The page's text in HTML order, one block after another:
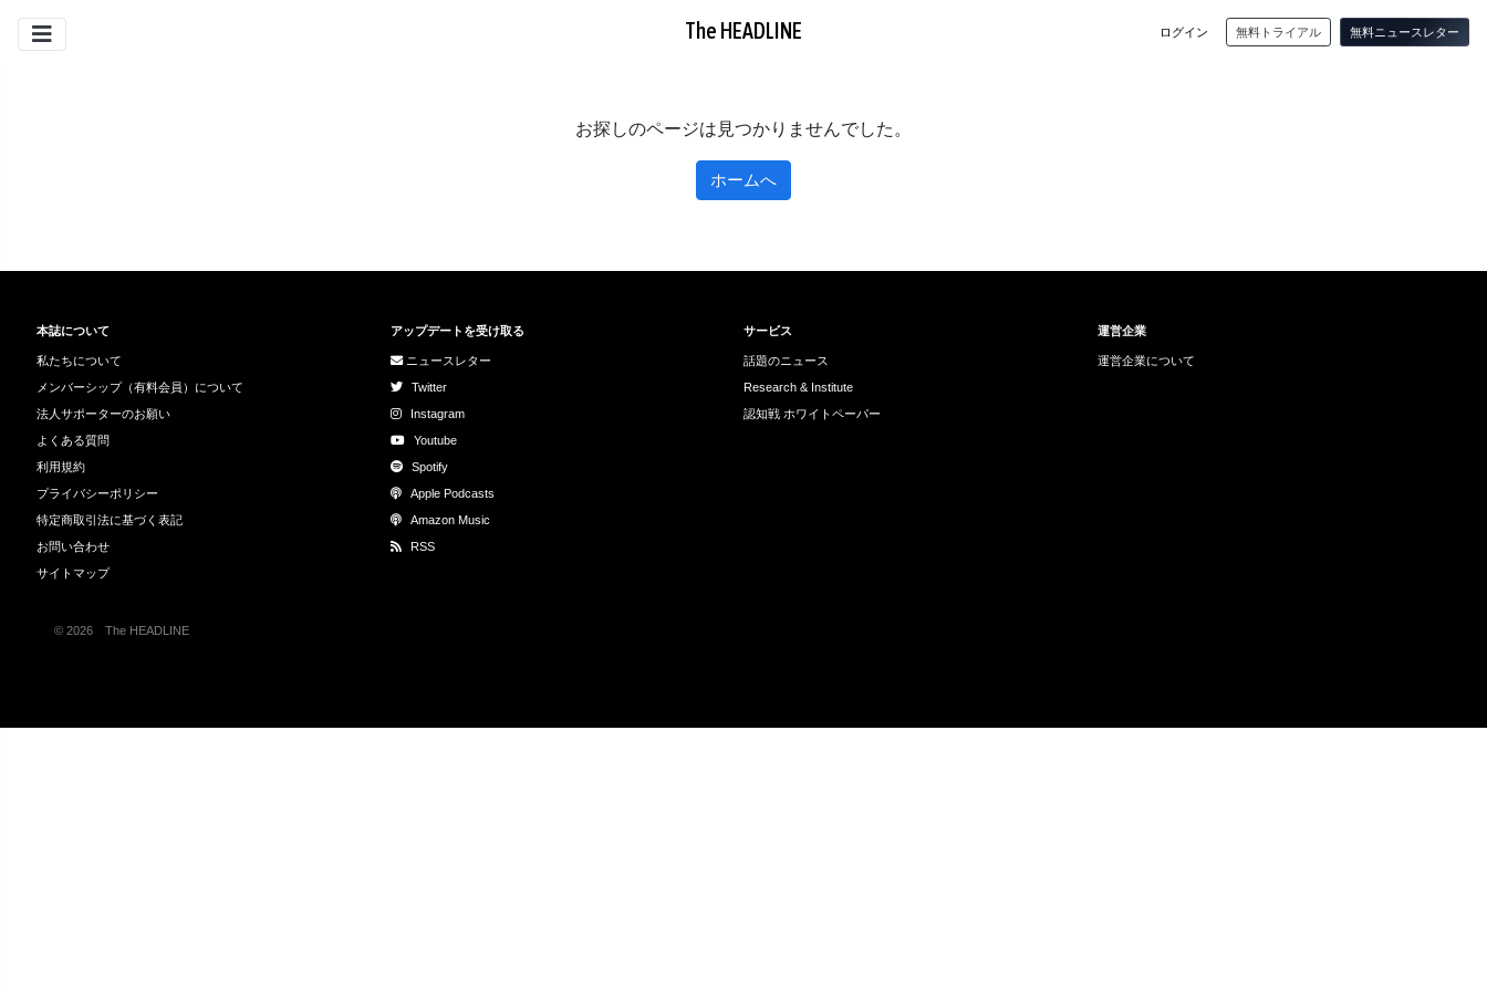
The HEADLINE ログイン 無料トライアル 無料ニュースレター
お探しのページは見つかりませんでした。
ホームへ
本誌について
私たちについて
メンバーシップ（有料会員）について
法人サポーターのお願い
よくある質問
利用規約
プライバシーポリシー
特定商取引法に基づく表記
お問い合わせ
サイトマップ
アップデートを受け取る
ニュースレター
Twitter
Instagram
Youtube
Spotify
Apple Podcasts
Amazon Music
RSS
サービス
話題のニュース
Research & Institute
認知戦 ホワイトペーパー
運営企業
運営企業について
© 2026 The HEADLINE